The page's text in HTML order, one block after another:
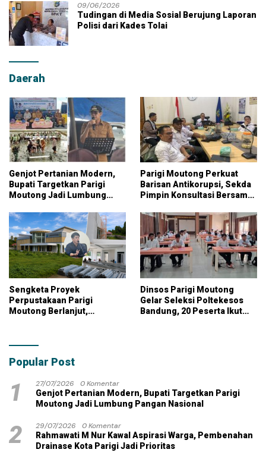
09/06/2026
Tudingan di Media Sosial Berujung Laporan
Polisi dari Kades Tolai
Daerah
Genjot Pertanian Modern,
Bupati Targetkan Parigi
Moutong Jadi Lumbung
Parigi Moutong Perkuat
Barisan Antikorupsi, Sekda
Pimpin Konsultasi Bersama
Sengketa Proyek
Perpustakaan Parigi
Moutong Berlanjut,
dengan Dana Pribadi
Dinsos Parigi Moutong
Gelar Seleksi Poltekesos
Bandung, 20 Peserta Ikut
Popular Post
1 27/07/2026
0 Komentar
Genjot Pertanian Modern, Bupati Targetkan Parigi
Moutong Jadi Lumbung Pangan Nasional
2 29/07/2026
0 Komentar
Rahmawati M Nur Kawal Aspirasi Warga, Pembenahan
Drainase Kota Parigi Jadi Prioritas